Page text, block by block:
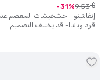
قرد وباندا- قد يختلف التصميم
$
9.53
31